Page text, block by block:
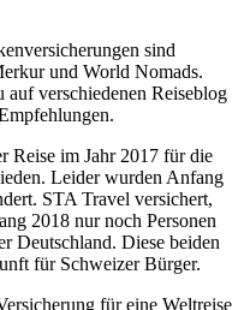
sind
und World Nomads.
auf verschiedenen Reiseblog
Reise im Jahr 2017 für die
Leider wurden Anfang
STA Travel versichert,
2018 nur noch Personen
Deutschland. Diese beiden
für Schweizer Bürger.
für eine Weltreise